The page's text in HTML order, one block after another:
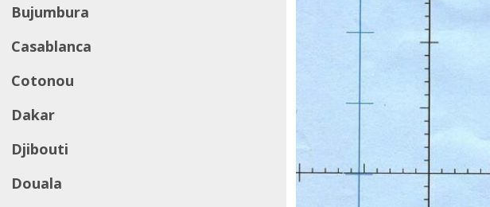
Bujumbura
Casablanca
Cotonou
Dakar
Djibouti
Douala